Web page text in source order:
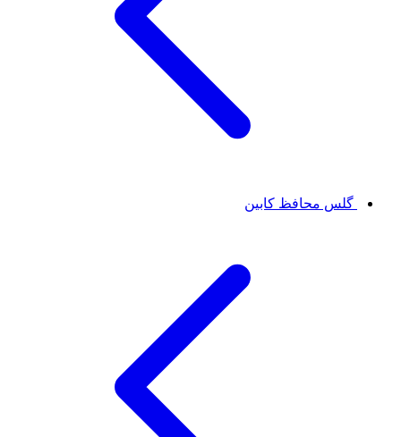
گلس محافظ کابین